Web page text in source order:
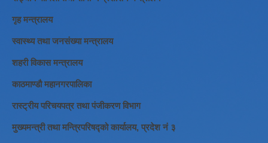
गृह मन्त्रालय
स्वास्थ्य तथा जनसंख्या मन्त्रालय
शहरी विकास मन्त्रालय
काठमाण्डौ महानगरपालिका
रास्ट्रीय परिचयपत्र तथा पंजीकरण विभाग
मुख्यमन्त्री तथा मन्त्रिपरिषद्को कार्यालय, प्रदेश नं ३